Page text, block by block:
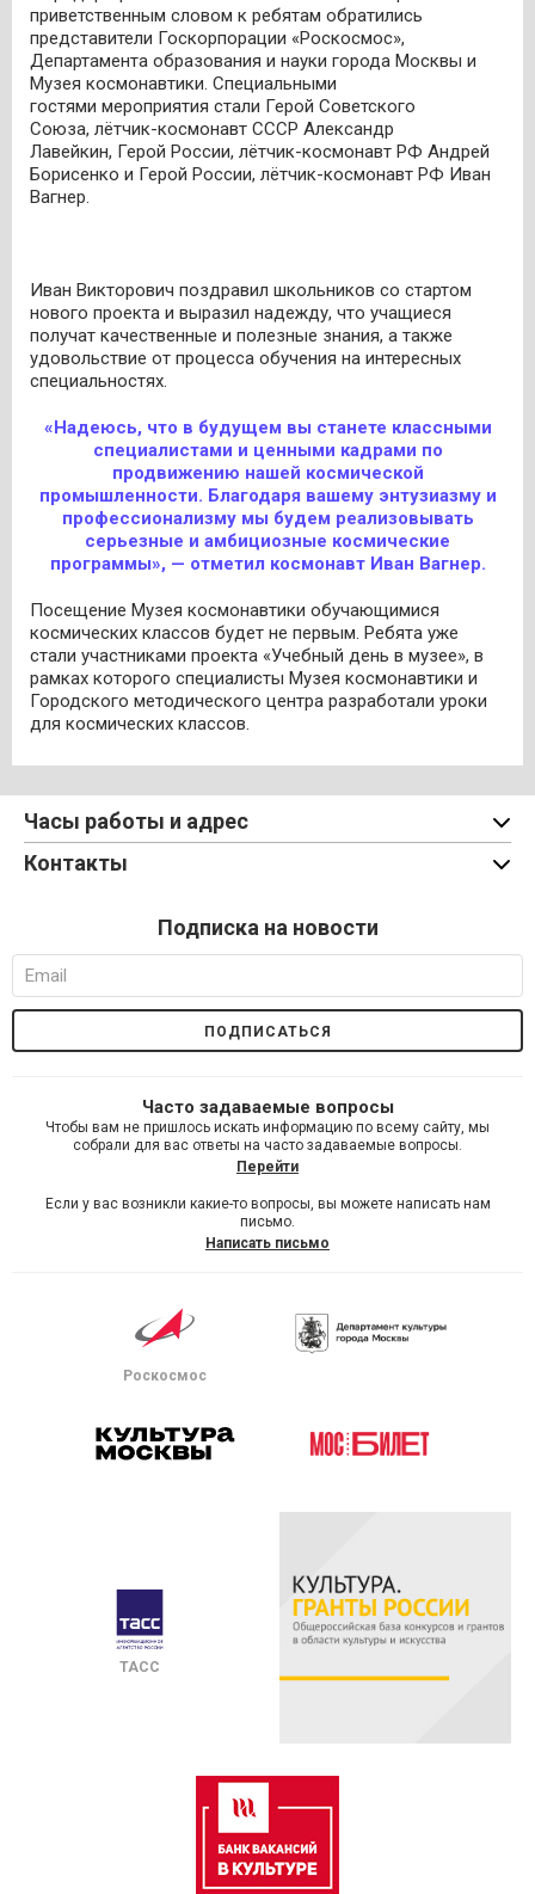
приветственным словом к ребятам обратились
представители Госкорпорации «Роскосмос»,
Департамента образования и науки города Москвы и
Музея космонавтики. Специальными
гостями мероприятия стали Герой Советского
Союза, лётчик-космонавт СССР Александр
Лавейкин, Герой России, лётчик-космонавт РФ Андрей
Борисенко и Герой России, лётчик-космонавт РФ Иван
Вагнер.
Иван Викторович поздравил школьников со стартом
нового проекта и выразил надежду, что учащиеся
получат качественные и полезные знания, а также
удовольствие от процесса обучения на интересных
специальностях.
«Надеюсь, что в будущем вы станете классными
специалистами и ценными кадрами по
продвижению нашей космической
промышленности. Благодаря вашему энтузиазму и
профессионализму мы будем реализовывать
серьезные и амбициозные космические
программы», — отметил космонавт Иван Вагнер.
Посещение Музея космонавтики обучающимися
космических классов будет не первым. Ребята уже
стали участниками проекта «Учебный день в музее», в
рамках которого специалисты Музея космонавтики и
Городского методического центра разработали уроки
для космических классов.
Часы работы и адрес
Контакты
Подписка на новости
Часто задаваемые вопросы
Чтобы вам не пришлось искать информацию по всему сайту, мы
собрали для вас ответы на часто задаваемые вопросы.
Перейти
Если у вас возникли какие-то вопросы, вы можете написать нам
письмо.
Написать письмо
Роскосмос
ТАСС